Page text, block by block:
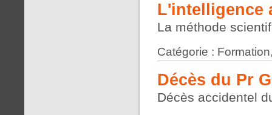
L'intelligence
La méthode
Catégorie :
Décès du Pr
Décès accidentel